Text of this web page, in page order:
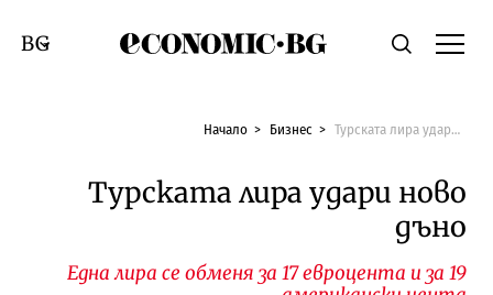
Economic.bgТърсене
Смяна на език
Начало Бизнес Турската лира удари ново дъно
Турската лира удари ново
дъно
Една лира се обменя за 17 евроцента и за 19